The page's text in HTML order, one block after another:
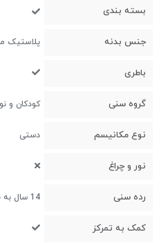
بسته بندی
جنس بدنه پلاستیک
باطری
گروه سنی کودکان و
نوع مکانیسم دستی
نور و چراغ
رده سنی 14 سال به بالا
کمک به تمرکز